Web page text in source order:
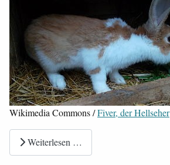
Wikimedia Commons /Fiver, der Hellseher
Weiterlesen …